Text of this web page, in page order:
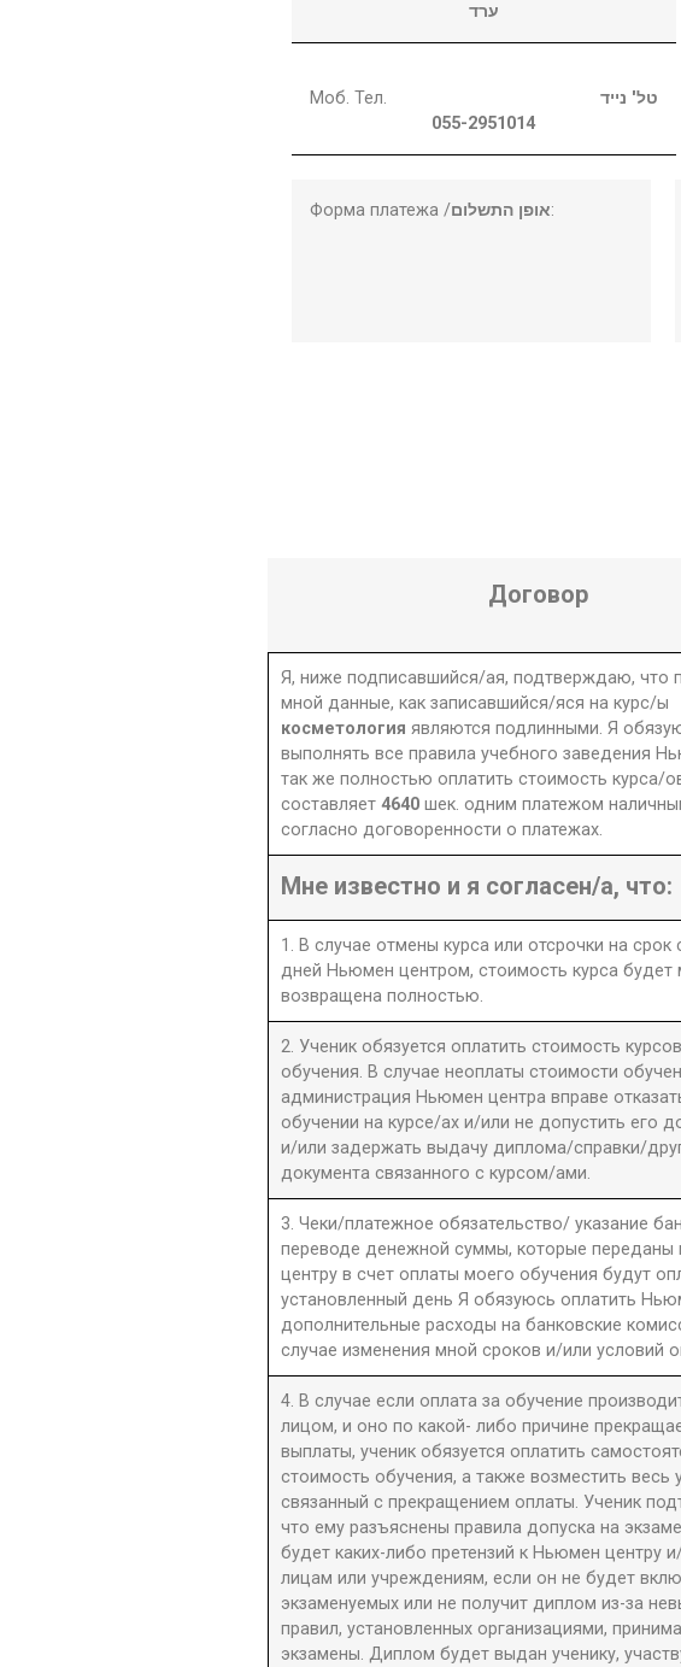
ערד
Моб. Тел.
טל' נייד
055-2951014
Форма платежа /אופן התשלום:
Договор
Я, ниже подписавшийся/ая, подтверждаю, что
мной данные, как записавшийся/яся на курс/ы
косметология являются подлинными. Я
выполнять все правила учебного заведения
так же полностью оплатить стоимость курса/
составляет 4640 шек. одним платежом
согласно договоренности о платежах.
Мне известно и я согласен/а, что:
1. В случае отмены курса или отсрочки на срок
дней Ньюмен центром, стоимость курса будет
возвращена полностью.
2. Ученик обязуется оплатить стоимость
обучения. В случае неоплаты стоимости
администрация Ньюмен центра вправе
обучении на курсе/ах и/или не допустить его
и/или задержать выдачу диплома/справки/
документа связанного с курсом/ами.
3. Чеки/платежное обязательство/ указание
переводе денежной суммы, которые
центру в счет оплаты моего обучения будут
установленный день Я обязуюсь оплатить
дополнительные расходы на банковские
случае изменения мной сроков и/или условий
4. В случае если оплата за обучение
лицом, и оно по какой- либо причине
выплаты, ученик обязуется оплатить
стоимость обучения, а также возместить весь
связанный с прекращением оплаты. Ученик
что ему разъяснены правила допуска на
будет каких-либо претензий к Ньюмен центру
лицам или учреждениям, если он не будет
экзаменуемых или не получит диплом из-за
правил, установленных организациями,
экзамены. Диплом будет выдан ученику,